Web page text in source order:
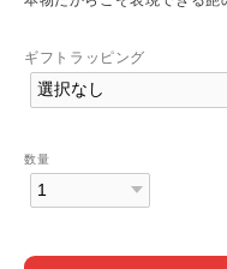
ギフトラッピング
数量